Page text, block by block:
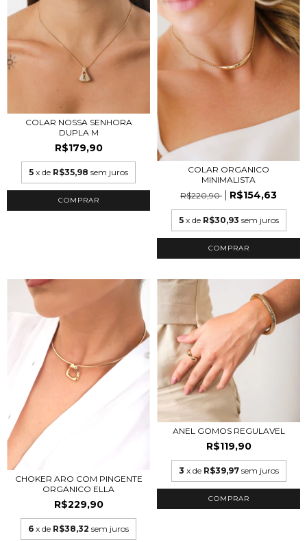
COLAR NOSSA SENHORA
DUPLA M
R$179,90
5 x de R$35,98 sem juros
COMPRAR
COLAR ORGANICO
MINIMALISTA
R$220,90
R$154,63
5 x de R$30,93 sem juros
COMPRAR
CHOKER ARO COM PINGENTE
ORGANICO ELLA
R$229,90
6 x de R$38,32 sem juros
ANEL GOMOS REGULAVEL
R$119,90
3 x de R$39,97 sem juros
COMPRAR